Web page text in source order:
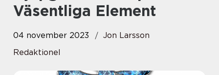
Väsentliga Element
04 november 2023
Jon Larsson
Redaktionel